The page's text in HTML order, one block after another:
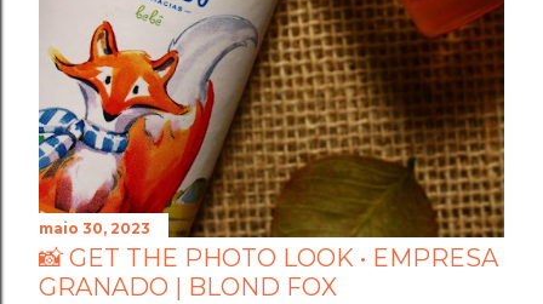
maio 30, 2023
📸 GET THE PHOTO LOOK • EMPRESA
GRANADO | BLOND FOX